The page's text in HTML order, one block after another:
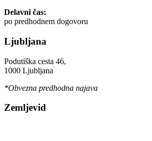
Delavni čas:
po predhodnem dogovoru
Ljubljana
Podutiška cesta 46,
1000 Ljubljana
*Obvezna predhodna najava
Zemljevid